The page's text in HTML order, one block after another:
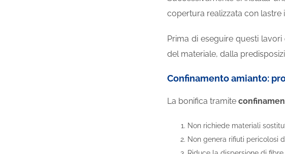
copertura realizzata con lastre
Prima di eseguire questi
del materiale, dalla
Confinamento amianto:
La bonifica tramite
Non richiede materiali
Non genera rifiuti pericolosi